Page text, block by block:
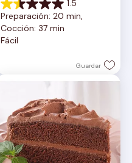
1.5
1.5
de
5
estrellas.
Preparación: 20 min,
Cocción: 37 min
Fácil
Guardar